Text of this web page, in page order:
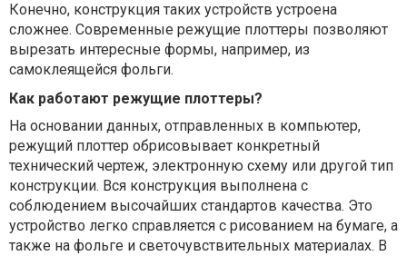
Конечно, конструкция таких устройств устроена
сложнее. Современные режущие плоттеры позволяют
вырезать интересные формы, например, из
самоклеящейся фольги.
Как работают режущие плоттеры?
На основании данных, отправленных в компьютер,
режущий плоттер обрисовывает конкретный
технический чертеж, электронную схему или другой тип
конструкции. Вся конструкция выполнена с
соблюдением высочайших стандартов качества. Это
устройство легко справляется с рисованием на бумаге, а
также на фольге и светочувствительных материалах. В